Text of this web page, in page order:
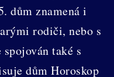
dům znamená i
rodiči, nebo s
také s
dům Horoskop